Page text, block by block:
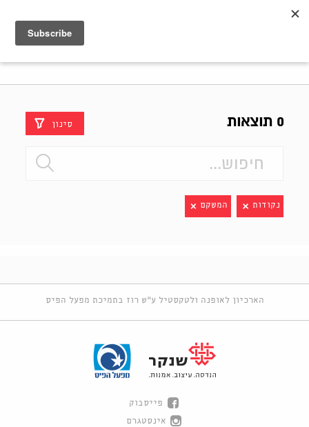
0 תוצאות סינון
נקודות המשקם
הארכיון לאופנה ולטקסטיל ע"ש רוז בתמיכת מפעל הפיס
פייסבוק
אינסטגרם